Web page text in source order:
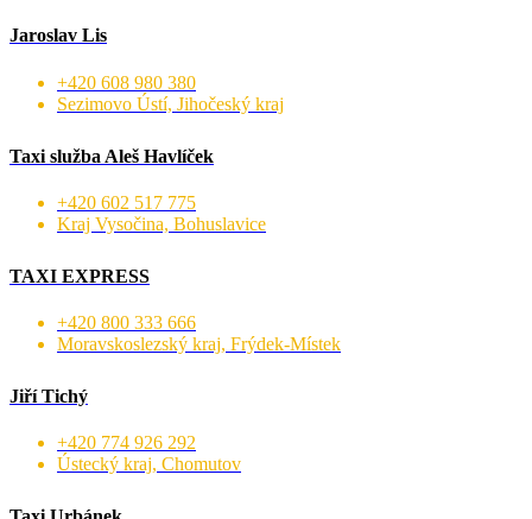
Jaroslav Lis
+420 608 980 380
Sezimovo Ústí, Jihočeský kraj
Taxi služba Aleš Havlíček
+420 602 517 775
Kraj Vysočina, Bohuslavice
TAXI EXPRESS
+420 800 333 666
Moravskoslezský kraj, Frýdek-Místek
Jiří Tichý
+420 774 926 292
Ústecký kraj, Chomutov